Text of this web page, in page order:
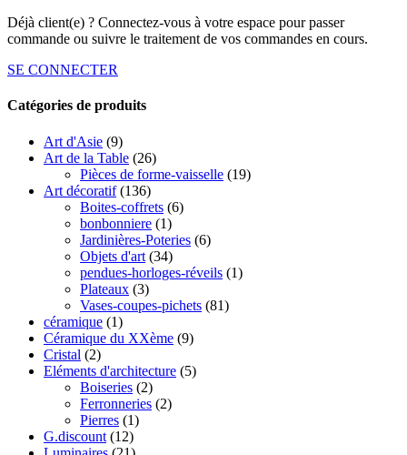
Déjà client(e) ? Connectez-vous à votre espace pour passer
commande ou suivre le traitement de vos commandes en cours.
SE CONNECTER
Catégories de produits
Art d'Asie (9)
Art de la Table (26)
Pièces de forme-vaisselle (19)
Art décoratif (136)
Boites-coffrets (6)
bonbonniere (1)
Jardinières-Poteries (6)
Objets d'art (34)
pendues-horloges-réveils (1)
Plateaux (3)
Vases-coupes-pichets (81)
céramique (1)
Céramique du XXème (9)
Cristal (2)
Eléments d'architecture (5)
Boiseries (2)
Ferronneries (2)
Pierres (1)
G.discount (12)